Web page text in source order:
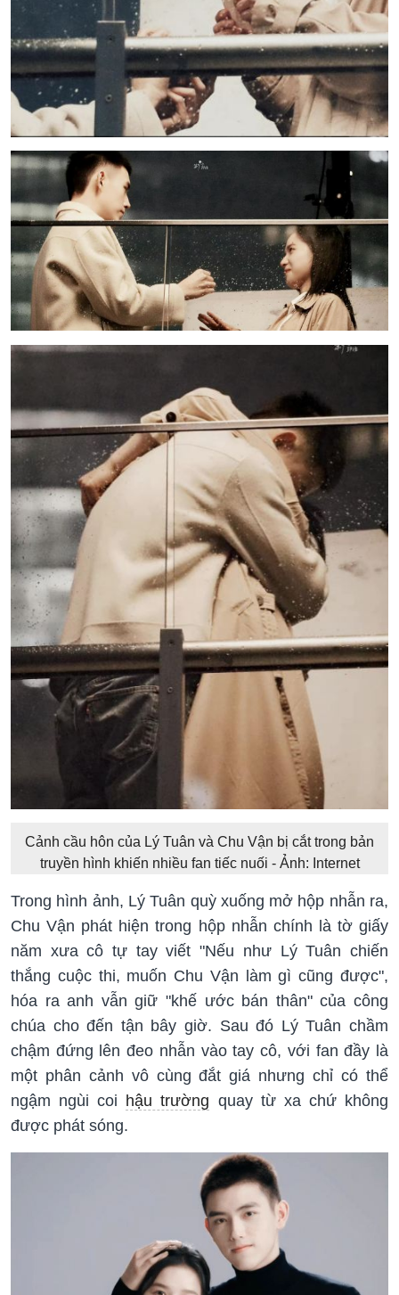
Cảnh cầu hôn của Lý Tuân và Chu Vận bị cắt trong bản
truyền hình khiến nhiều fan tiếc nuối - Ảnh: Internet
Trong hình ảnh, Lý Tuân quỳ xuống mở hộp nhẫn ra,
Chu Vận phát hiện trong hộp nhẫn chính là tờ giấy
năm xưa cô tự tay viết "Nếu như Lý Tuân chiến
thắng cuộc thi, muốn Chu Vận làm gì cũng được",
hóa ra anh vẫn giữ "khế ước bán thân" của công
chúa cho đến tận bây giờ. Sau đó Lý Tuân chầm
chậm đứng lên đeo nhẫn vào tay cô, với fan đầy là
một phân cảnh vô cùng đắt giá nhưng chỉ có thể
ngậm ngùi coi hậu trường quay từ xa chứ không
được phát sóng.